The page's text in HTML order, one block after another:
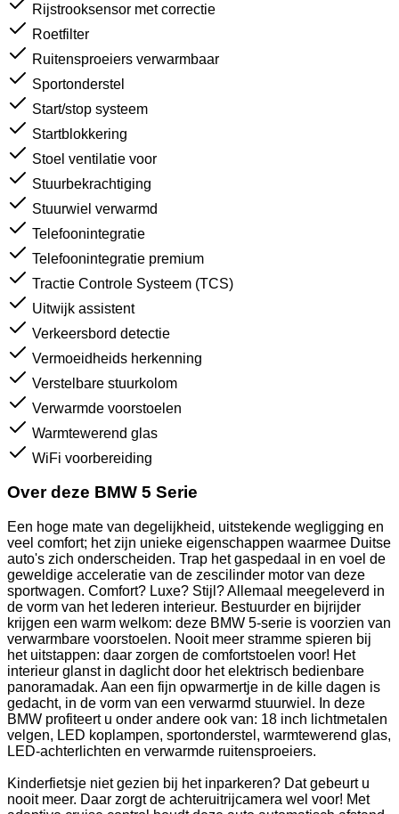
Rijstrooksensor met correctie
Roetfilter
Ruitensproeiers verwarmbaar
Sportonderstel
Start/stop systeem
Startblokkering
Stoel ventilatie voor
Stuurbekrachtiging
Stuurwiel verwarmd
Telefoonintegratie
Telefoonintegratie premium
Tractie Controle Systeem (TCS)
Uitwijk assistent
Verkeersbord detectie
Vermoeidheids herkenning
Verstelbare stuurkolom
Verwarmde voorstoelen
Warmtewerend glas
WiFi voorbereiding
Over deze BMW 5 Serie
Een hoge mate van degelijkheid, uitstekende wegligging en
veel comfort; het zijn unieke eigenschappen waarmee Duitse
auto's zich onderscheiden. Trap het gaspedaal in en voel de
geweldige acceleratie van de zescilinder motor van deze
sportwagen. Comfort? Luxe? Stijl? Allemaal meegeleverd in
de vorm van het lederen interieur. Bestuurder en bijrijder
krijgen een warm welkom: deze BMW 5-serie is voorzien van
verwarmbare voorstoelen. Nooit meer stramme spieren bij
het uitstappen: daar zorgen de comfortstoelen voor! Het
interieur glanst in daglicht door het elektrisch bedienbare
panoramadak. Aan een fijn opwarmertje in de kille dagen is
gedacht, in de vorm van een verwarmd stuurwiel. In deze
BMW profiteert u onder andere ook van: 18 inch lichtmetalen
velgen, LED koplampen, sportonderstel, warmtewerend glas,
LED-achterlichten en verwarmde ruitensproeiers.
Kinderfietsje niet gezien bij het inparkeren? Dat gebeurt u
nooit meer. Daar zorgt de achteruitrijcamera wel voor! Met